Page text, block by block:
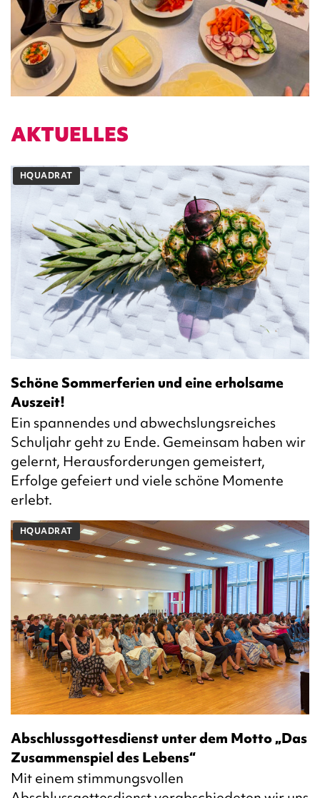
AKTUELLES
HQUADRAT
Schöne Sommerferien und eine erholsame
Auszeit!
Ein spannendes und abwechslungsreiches
Schuljahr geht zu Ende. Gemeinsam haben wir
gelernt, Herausforderungen gemeistert,
Erfolge gefeiert und viele schöne Momente
erlebt.
HQUADRAT
Abschlussgottesdienst unter dem Motto „Das
Zusammenspiel des Lebens“
Mit einem stimmungsvollen